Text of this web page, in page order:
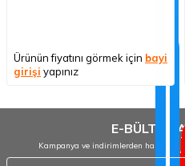
Ürünün fiyatını görmek için bayi
girişi yapınız
E-BÜLTEN
Kampanya ve indirimlerden haberdar